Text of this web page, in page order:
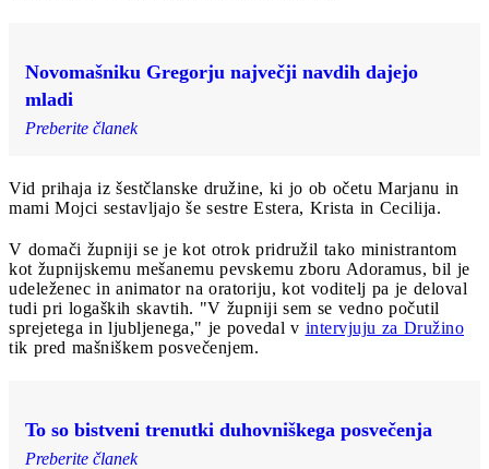
Novomašniku Gregorju največji navdih dajejo
mladi
Preberite članek
Vid prihaja iz šestčlanske družine, ki jo ob očetu Marjanu in
mami Mojci sestavljajo še sestre Estera, Krista in Cecilija.
V domači župniji se je kot otrok pridružil tako ministrantom
kot župnijskemu mešanemu pevskemu zboru Adoramus, bil je
udeleženec in animator na oratoriju, kot voditelj pa je deloval
tudi pri logaških skavtih. "V župniji sem se vedno počutil
sprejetega in ljubljenega," je povedal v intervjuju za Družino
tik pred mašniškem posvečenjem.
To so bistveni trenutki duhovniškega posvečenja
Preberite članek